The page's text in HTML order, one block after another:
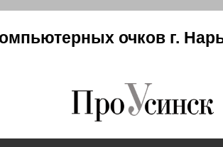
очков г.